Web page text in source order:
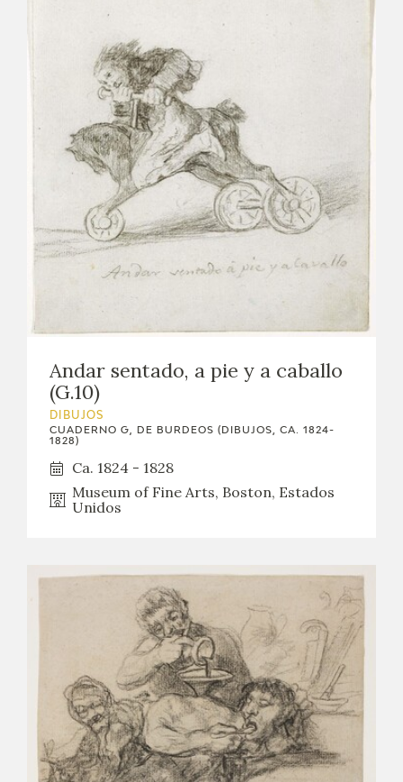
Andar sentado, a pie y a caballo
(G.10)
DIBUJOS
CUADERNO G, DE BURDEOS (DIBUJOS, CA. 1824-
1828)
Ca. 1824 - 1828
Museum of Fine Arts, Boston, Estados
Unidos